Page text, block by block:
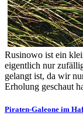
Rusinowo ist ein
eigentlich nur
gelangt ist, da wir
Erholung geschaut
Piraten-Galeone im